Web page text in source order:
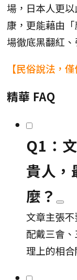
場，日本人更
康，更能藉由
場徹底黑翻紅
【民俗說法，僅
精華 FAQ
Q1：
貴人，
麼？
文章主張
配戴三會
理上的相